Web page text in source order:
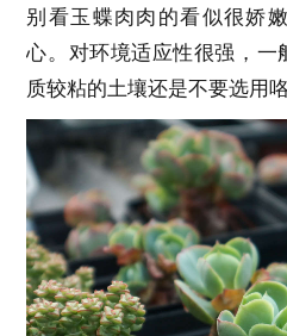
别看玉蝶肉肉的看似很娇
心。对环境适应性很强，一
质较粘的土壤还是不要选用咯